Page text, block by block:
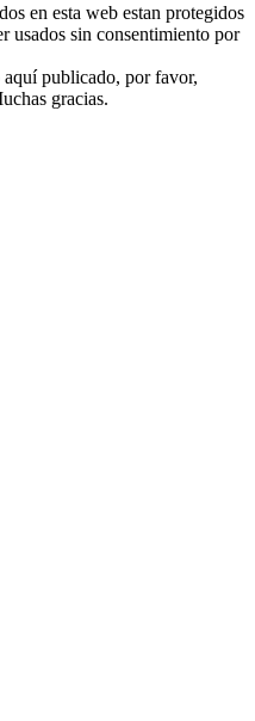
en esta web estan protegidos
usados sin consentimiento por
publicado, por favor,
gracias.